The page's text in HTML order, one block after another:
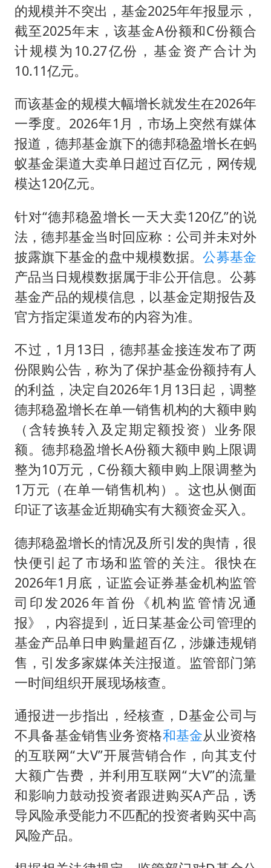
的规模并不突出，基金2025年年报显示，
截至2025年末，该基金A份额和C份额合
计规模为10.27亿份，基金资产合计为
10.11亿元。
而该基金的规模大幅增长就发生在2026年
一季度。2026年1月，市场上突然有媒体
报道，德邦基金旗下的德邦稳盈增长在蚂
蚁基金渠道大卖单日超过百亿元，网传规
模达120亿元。
针对“德邦稳盈增长一天大卖120亿”的说
法，德邦基金当时回应称：公司并未对外
披露旗下基金的盘中规模数据。公募基金
产品当日规模数据属于非公开信息。公募
基金产品的规模信息，以基金定期报告及
官方指定渠道发布的内容为准。
不过，1月13日，德邦基金接连发布了两
份限购公告，称为了保护基金份额持有人
的利益，决定自2026年1月13日起，调整
德邦稳盈增长在单一销售机构的大额申购
（含转换转入及定期定额投资）业务限
额。德邦稳盈增长A份额大额申购上限调
整为10万元，C份额大额申购上限调整为
1万元（在单一销售机构）。这也从侧面
印证了该基金近期确实有大额资金买入。
德邦稳盈增长的情况及所引发的舆情，很
快便引起了市场和监管的关注。很快在
2026年1月底，证监会证券基金机构监管
司印发2026年首份《机构监管情况通
报》，内容提到，近日某基金公司管理的
基金产品单日申购量超百亿，涉嫌违规销
售，引发多家媒体关注报道。监管部门第
一时间组织开展现场核查。
通报进一步指出，经核查，D基金公司与
不具备基金销售业务资格和基金从业资格
的互联网“大V”开展营销合作，向其支付
大额广告费，并利用互联网“大V”的流量
和影响力鼓动投资者跟进购买A产品，诱
导风险承受能力不匹配的投资者购买中高
风险产品。